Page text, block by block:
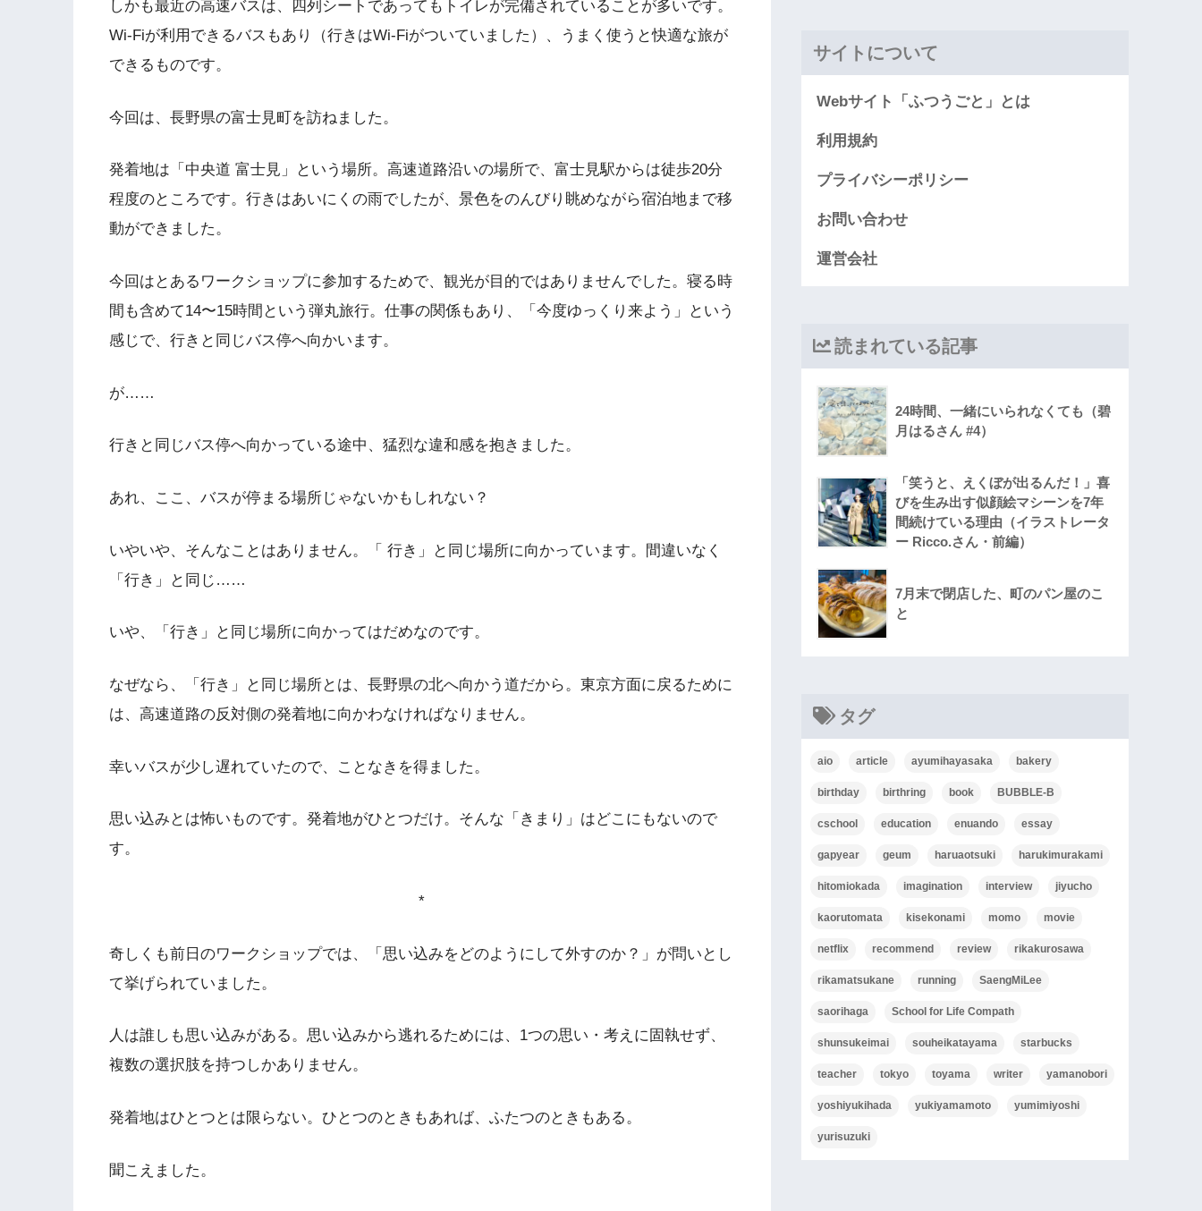
しかも最近の高速バスは、四列シートであってもトイレが完備されていることが多いです。
Wi-Fiが利用できるバスもあり（行きはWi-Fiがついていました）、うまく使うと快適な旅が
できるものです。
今回は、長野県の富士見町を訪ねました。
発着地は「中央道 富士見」という場所。高速道路沿いの場所で、富士見駅からは徒歩20分
程度のところです。行きはあいにくの雨でしたが、景色をのんびり眺めながら宿泊地まで移
動ができました。
今回はとあるワークショップに参加するためで、観光が目的ではありませんでした。寝る時
間も含めて14〜15時間という弾丸旅行。仕事の関係もあり、「今度ゆっくり来よう」という
感じで、行きと同じバス停へ向かいます。
が……
行きと同じバス停へ向かっている途中、猛烈な違和感を抱きました。
あれ、ここ、バスが停まる場所じゃないかもしれない？
いやいや、そんなことはありません。「 行き」と同じ場所に向かっています。間違いなく
「行き」と同じ……
いや、「行き」と同じ場所に向かってはだめなのです。
なぜなら、「行き」と同じ場所とは、長野県の北へ向かう道だから。東京方面に戻るために
は、高速道路の反対側の発着地に向かわなければなりません。
幸いバスが少し遅れていたので、ことなきを得ました。
思い込みとは怖いものです。発着地がひとつだけ。そんな「きまり」はどこにもないので
す。
*
奇しくも前日のワークショップでは、「思い込みをどのようにして外すのか？」が問いとし
て挙げられていました。
人は誰しも思い込みがある。思い込みから逃れるためには、1つの思い・考えに固執せず、
複数の選択肢を持つしかありません。
発着地はひとつとは限らない。ひとつのときもあれば、ふたつのときもある。
聞こえました。
サイトについて
Webサイト「ふつうごと」とは
利用規約
プライバシーポリシー
お問い合わせ
運営会社
読まれている記事
24時間、一緒にいられなくても（碧
月はるさん #4）
「笑うと、えくぼが出るんだ！」喜
びを生み出す似顔絵マシーンを7年
間続けている理由（イラストレータ
ー Ricco.さん・前編）
7月末で閉店した、町のパン屋のこ
と
タグ
aio article ayumihayasaka bakery
birthday birthring book BUBBLE-B
cschool education enuando essay
gapyear geum haruaotsuki harukimurakami
hitomiokada imagination interview jiyucho
kaorutomata kisekonami momo movie
netflix recommend review rikakurosawa
rikamatsukane running SaengMiLee
saorihaga School for Life Compath
shunsukeimai souheikatayama starbucks
teacher tokyo toyama writer yamanobori
yoshiyukihada yukiyamamoto yumimiyoshi
yurisuzuki